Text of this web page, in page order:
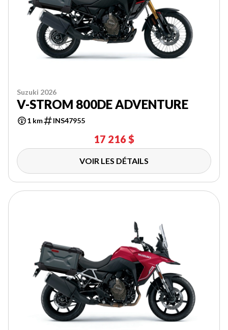
Suzuki 2026
V-STROM 800DE ADVENTURE
1 km INS47955
17 216 $
VOIR LES DÉTAILS